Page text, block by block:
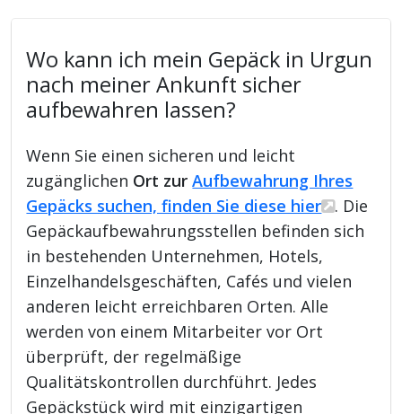
Wo kann ich mein Gepäck in Urgun
nach meiner Ankunft sicher
aufbewahren lassen?
Wenn Sie einen sicheren und leicht
zugänglichen Ort zurAufbewahrung Ihres
Gepäcks suchen, finden Sie diese hier
. Die
Gepäckaufbewahrungsstellen befinden sich
in bestehenden Unternehmen, Hotels,
Einzelhandelsgeschäften, Cafés und vielen
anderen leicht erreichbaren Orten. Alle
werden von einem Mitarbeiter vor Ort
überprüft, der regelmäßige
Qualitätskontrollen durchführt. Jedes
Gepäckstück wird mit einzigartigen